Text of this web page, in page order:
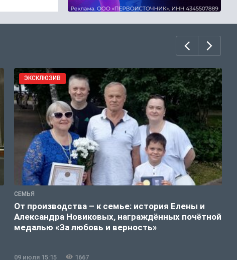
ЭКСКЛЮЗИВ
СЕМЬЯ
От производства – к семье: история Елены и
Александра Новиковых, награждённых почётной
медалью «За любовь и верность»
09 июля 15:15 1667